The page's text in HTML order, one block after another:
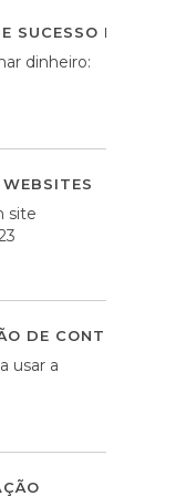
SUCESSO DE
dinheiro:
WEBSITES
site
DE CONTEÚDOS
usar a